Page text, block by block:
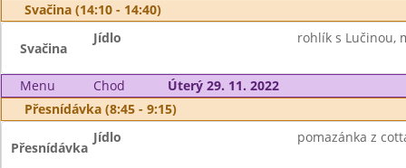
Svačina (14:10 - 14:40)
Svačina
Jídlo rohlík s Lučinou,
Menu Chod
Úterý 29. 11. 2022
Přesnídávka (8:45 - 9:15)
Přesnídávka
Jídlo pomazánka z